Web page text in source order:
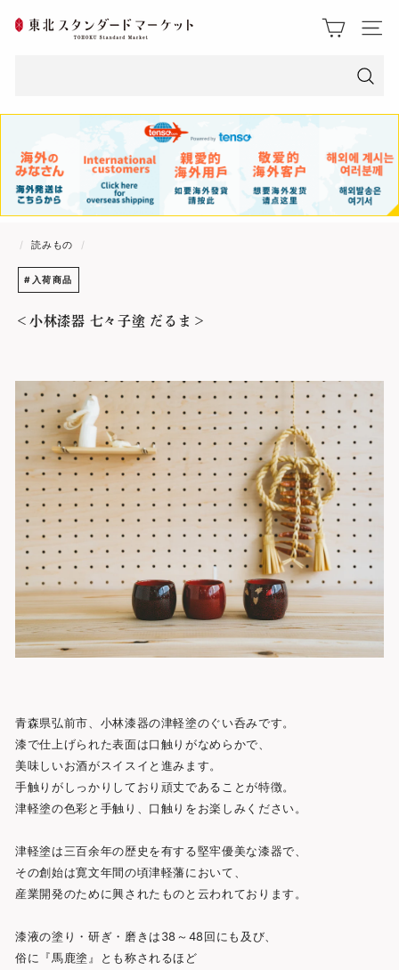
東
ン
ダ
ド
マ
ー
ッ
ト
サイト
索
/ 読みもの /
#入荷商品
＜小林漆器 七々子塗 だるま＞
青森県弘前市、小林漆器の津軽塗のぐい呑みです。
漆で仕上げられた表面は口触りがなめらかで、
美味しいお酒がスイスイと進みます。
手触りがしっかりしており頑丈であることが特徴。
津軽塗の色彩と手触り、口触りをお楽しみください。
津軽塗は三百余年の歴史を有する堅牢優美な漆器で、
その創始は寛文年間の頃津軽藩において、
産業開発のために興されたものと云われております。
漆液の塗り・研ぎ・磨きは38～48回にも及び、
俗に『馬鹿塗』とも称されるほど